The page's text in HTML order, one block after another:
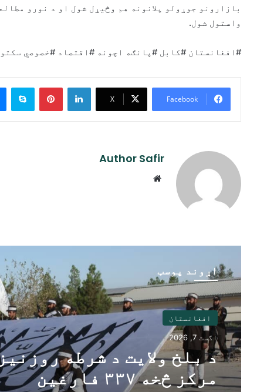
بازارونو جوړولو پلانونه هم وڅیړل شول او د نورو
واستول شول.
#افغانستان #کابل #پانګه اچونه #اقتصاد #خصوصي
Facebook
X
LinkedIn
Pinterest
Author Safir
اړوند پوسټ
افغانستان
اگست 7, 2026
د بلخ ولایت د شرطه روزنیز
مرکز څخه ۳۳۷ فارغین